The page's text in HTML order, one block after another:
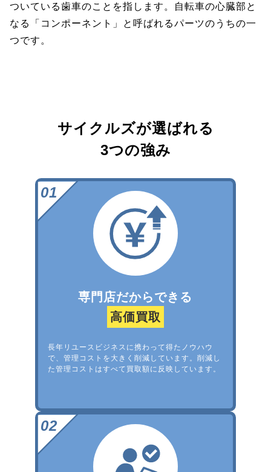
ついている歯車のことを指します。自転車の心臓部と
なる「コンポーネント」と呼ばれるパーツのうちの一
つです。
サイクルズが選ばれる
3つの強み
専門店だからできる
高価買取
長年リユースビジネスに携わって得たノウハウ
で、管理コストを大きく削減しています。削減し
た管理コストはすべて買取額に反映しています。